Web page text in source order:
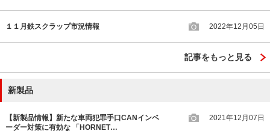
１１月鉄スクラップ市況情報 2022年12月05日
記事をもっと見る
新製品
【新製品情報】新たな車両犯罪手口CANインベ
ーダー対策に有効な 「HORNET…
2021年12月07日